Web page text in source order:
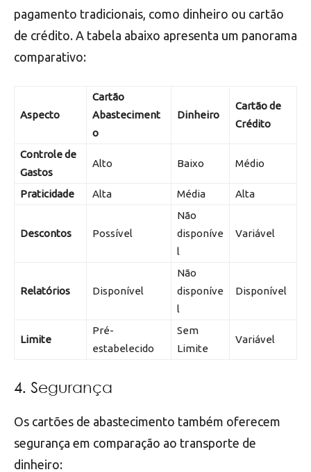
pagamento tradicionais, como dinheiro ou cartão
de crédito. A tabela abaixo apresenta um panorama
comparativo:
Aspecto
Cartão
Abasteciment
o
Dinheiro
Cartão de
Crédito
Controle de
Gastos
Alto Baixo Médio
Praticidade Alta Média Alta
Descontos Possível
Não
disponíve
l
Variável
Relatórios Disponível
Não
disponíve
l
Disponível
Limite
Pré-
estabelecido
Sem
Limite
Variável
4. Segurança
Os cartões de abastecimento também oferecem
segurança em comparação ao transporte de
dinheiro: